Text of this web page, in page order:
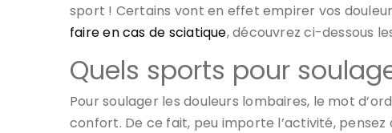
sport ! Certains vont en effet empirer vos
faire en cas de sciatique, découvrez ci-dessous
Quels sports pour
Pour soulager les douleurs lombaires, le mot
confort. De ce fait, peu importe l’activité, pensez